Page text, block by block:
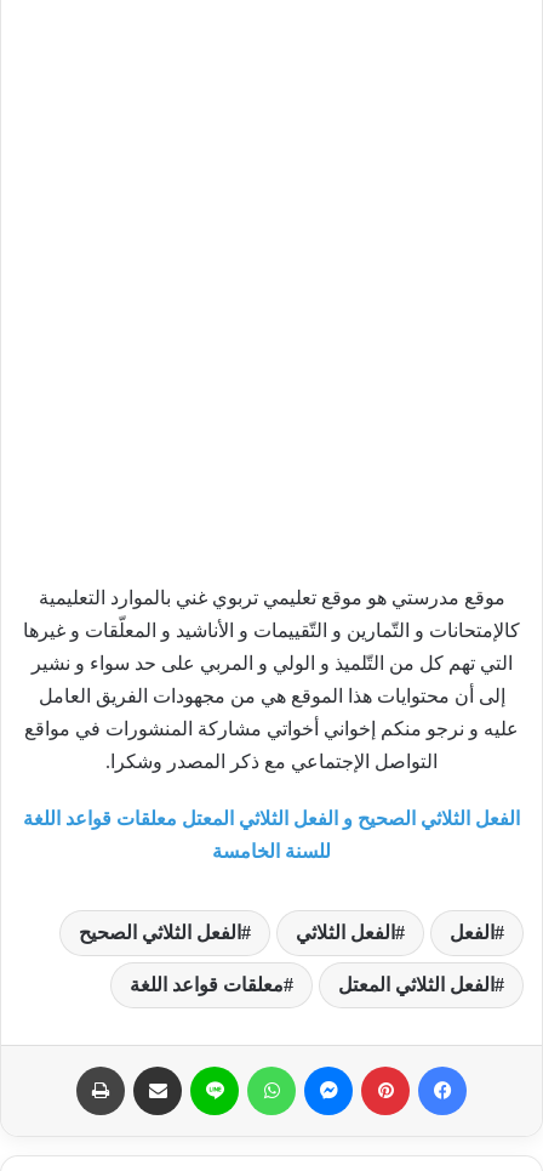
موقع مدرستي هو موقع تعليمي تربوي غني بالموارد التعليمية
كالإمتحانات و التّمارين و التّقييمات و الأناشيد و المعلّقات و غيرها
التي تهم كل من التّلميذ و الولي و المربي على حد سواء و نشير
إلى أن محتوايات هذا الموقع هي من مجهودات الفريق العامل
عليه و نرجو منكم إخواني أخواتي مشاركة المنشورات في مواقع
التواصل الإجتماعي مع ذكر المصدر وشكرا.
الفعل الثلاثي الصحيح و الفعل الثلاثي المعتل معلقات قواعد اللغة
للسنة الخامسة
الفعل الفعل الثلاثي الفعل الثلاثي الصحيح
الفعل الثلاثي المعتل معلقات قواعد اللغة